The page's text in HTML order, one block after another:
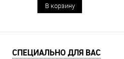
В корзину
СПЕЦИАЛЬНО ДЛЯ ВАС